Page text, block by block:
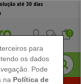
até 30 dias
0
para
os dados
Pode
na Política de